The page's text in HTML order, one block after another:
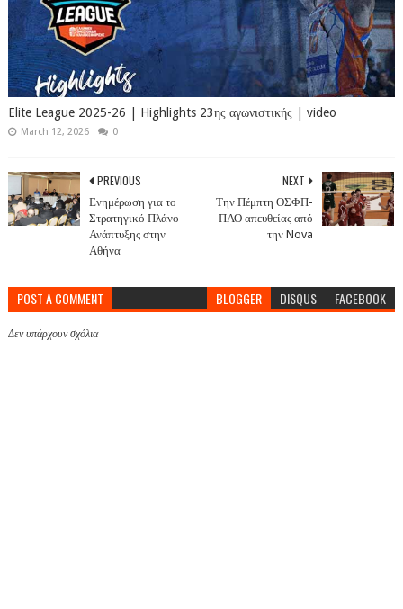
Elite League 2025-26 | Highlights 23ης αγωνιστικής | video
March 12, 2026 0
NEXT
Την Πέμπτη ΟΣΦΠ-
ΠΑΟ απευθείας από
την Nova
PREVIOUS
Ενημέρωση για το
Στρατηγικό Πλάνο
Ανάπτυξης στην
Αθήνα
POST A COMMENT BLOGGER DISQUS FACEBOOK
Δεν υπάρχουν σχόλια